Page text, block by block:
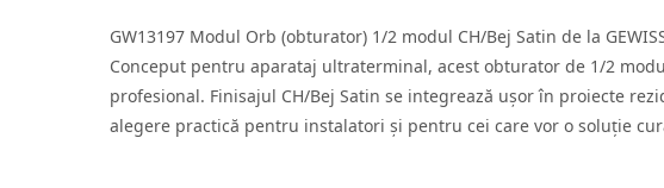
GW13197 Modul Orb (obturator) 1/2 modul CH/Bej Satin de la
Conceput pentru aparataj ultraterminal, acest obturator de 1/2
profesional. Finisajul CH/Bej Satin se integrează ușor în proiecte
alegere practică pentru instalatori și pentru cei care vor o soluție